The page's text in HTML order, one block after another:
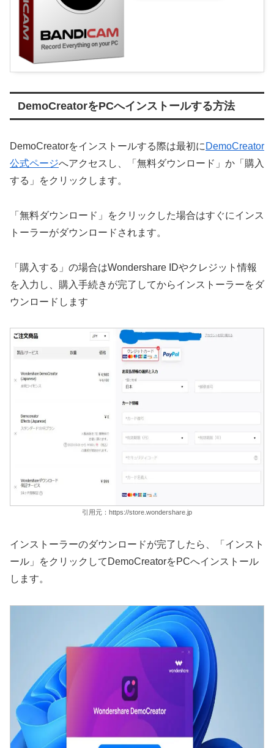
DemoCreatorをPCへインストールする方法
DemoCreatorをインストールする際は最初に DemoCreator
公式ページへアクセスし、「無料ダウンロード」か「購入
する」をクリックします。
「無料ダウンロード」をクリックした場合はすぐにインス
トーラーがダウンロードされます。
「購入する」の場合はWondershare IDやクレジット情報
を入力し、購入手続きが完了してからインストーラーをダ
ウンロードします
引用元：https://store.wondershare.jp
インストーラーのダウンロードが完了したら、「インスト
ール」をクリックしてDemoCreatorをPCへインストール
します。